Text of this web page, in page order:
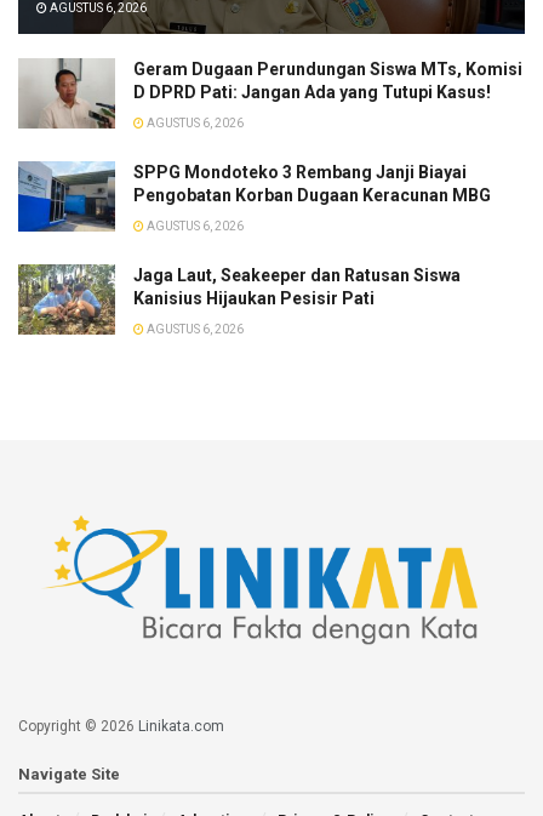
AGUSTUS 6, 2026
Geram Dugaan Perundungan Siswa MTs, Komisi
D DPRD Pati: Jangan Ada yang Tutupi Kasus!
AGUSTUS 6, 2026
SPPG Mondoteko 3 Rembang Janji Biayai
Pengobatan Korban Dugaan Keracunan MBG
AGUSTUS 6, 2026
Jaga Laut, Seakeeper dan Ratusan Siswa
Kanisius Hijaukan Pesisir Pati
AGUSTUS 6, 2026
Copyright © 2026 Linikata.com
Navigate Site